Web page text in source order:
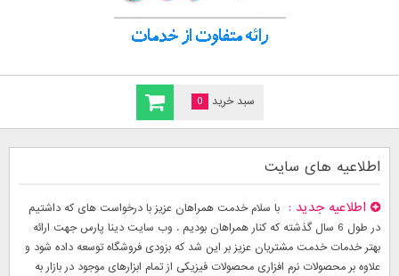
سبد خرید 0
اطلاعیه های سایت
اطلاعیه جدید
با سلام خدمت همراهان عزیز با درخواست های که داشتیم
در طول 6 سال گذشته که کنار همراهان بودیم . وب سایت دینا پارس جهت ارائه
بهتر خدمات خدمت مشتریان عزیز بر این شد که بزودی فروشگاه توسعه داده شود و
علاوه بر محصولات نرم افزاری محصولات فیزیکی از تمام ابزارهای موجود در بازار به